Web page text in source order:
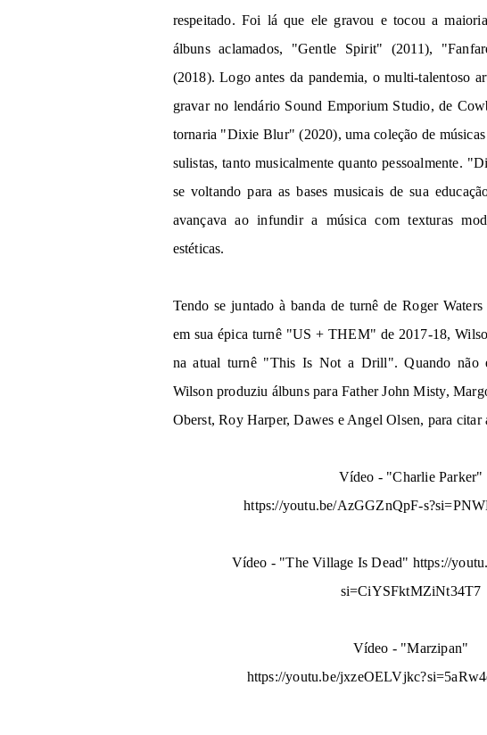
respeitado. Foi lá que ele gravou e tocou a
álbuns aclamados, "Gentle Spirit" (2011),
(2018). Logo antes da pandemia, o multi-talentoso
gravar no lendário Sound Emporium Studio, de
tornaria "Dixie Blur" (2020), uma coleção de músicas
sulistas, tanto musicalmente quanto pessoalmente.
se voltando para as bases musicais de sua
avançava ao infundir a música com texturas
estéticas.
Tendo se juntado à banda de turnê de Roger
em sua épica turnê "US + THEM" de 2017-18,
na atual turnê "This Is Not a Drill". Quando não
Wilson produziu álbuns para Father John Misty,
Oberst, Roy Harper, Dawes e Angel Olsen, para citar
Vídeo - "Charlie Parker"
https://youtu.be/AzGGZnQpF-s?
Vídeo - "The Village Is Dead" https://
si=CiYSFktMZiNt34T7
Vídeo - "Marzipan"
https://youtu.be/jxzeOELVjkc?